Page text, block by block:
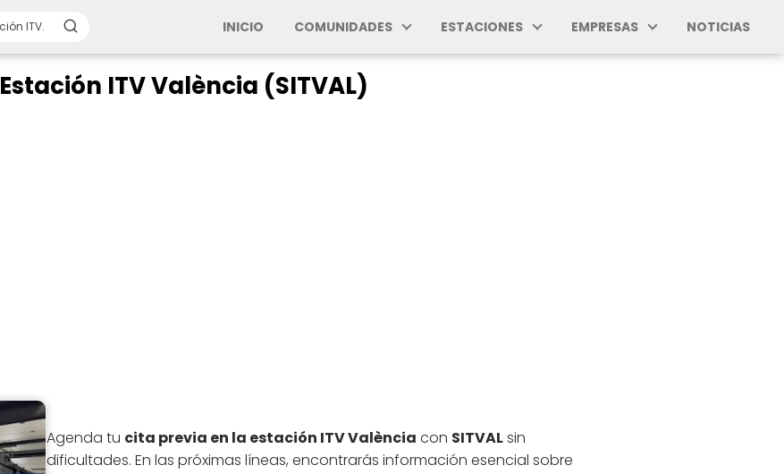
INICIO COMUNIDADES ESTACIONES EMPRESAS NOTICIAS
Estación ITV València (SITVAL)
Agenda tu cita previa en la estación ITV València con SITVALsin
dificultades. En las próximas líneas, encontrarás información esencial sobre